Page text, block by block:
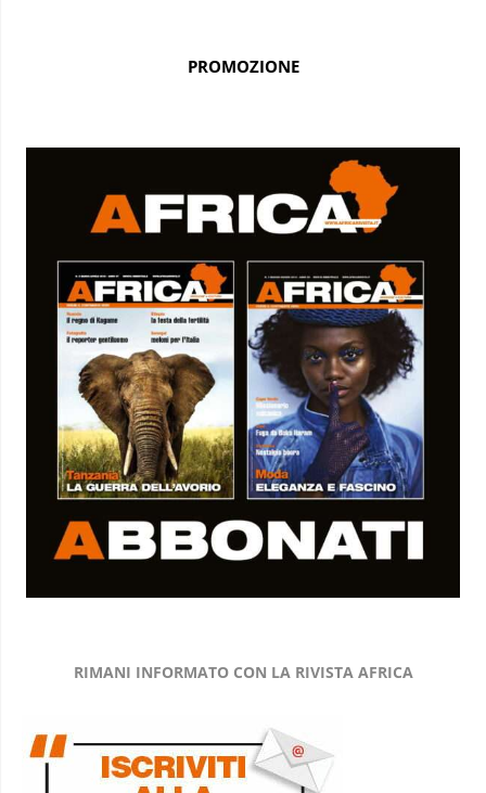
PROMOZIONE
RIMANI INFORMATO CON LA RIVISTA AFRICA